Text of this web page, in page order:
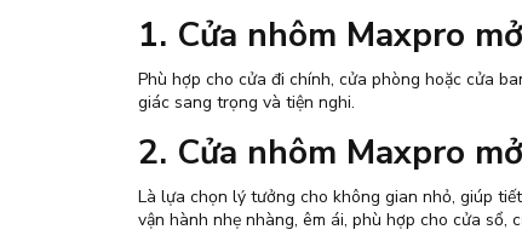
1. Cửa nhôm Maxpro
Phù hợp cho cửa đi chính, cửa phòng hoặc cửa
giác sang trọng và tiện nghi.
2. Cửa nhôm Maxpro
Là lựa chọn lý tưởng cho không gian nhỏ, giúp
vận hành nhẹ nhàng, êm ái, phù hợp cho cửa sổ,